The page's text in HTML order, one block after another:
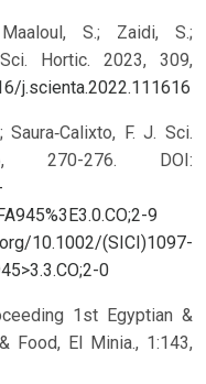
S.; Zaidi, S.;
Hortic. 2023, 309,
j.scienta.2022.111616
Saura‐Calixto, F. J. Sci.
270-276. DOI:
9
10.1002/(SICI)1097-
0
1st Egyptian &
Food, El Minia., 1:143,